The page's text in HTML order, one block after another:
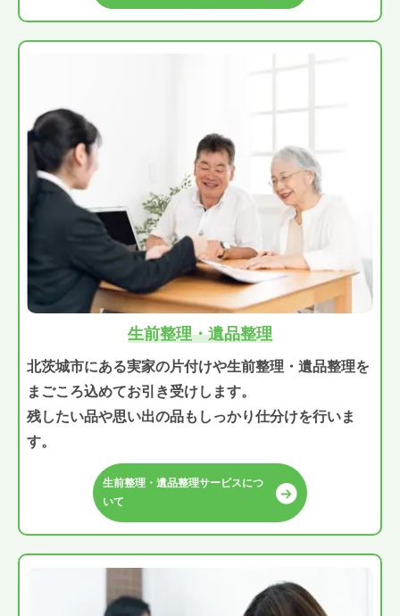
生前整理・遺品整理
北茨城市にある実家の片付けや生前整理・遺品整理を
まごころ込めてお引き受けします。
残したい品や思い出の品もしっかり仕分けを行いま
す。
生前整理・遺品整理サービスにつ
いて